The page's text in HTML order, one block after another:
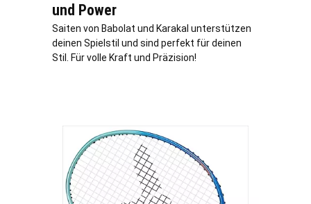
und Power
Saiten von Babolat und Karakal unterstützen
deinen Spielstil und sind perfekt für deinen
Stil. Für volle Kraft und Präzision!